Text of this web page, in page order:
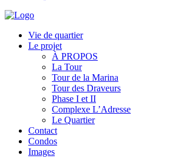
Vie de quartier
Le projet
À PROPOS
La Tour
Tour de la Marina
Tour des Draveurs
Phase I et II
Complexe L’Adresse
Le Quartier
Contact
Condos
Images